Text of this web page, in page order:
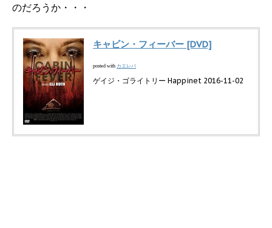
のだろうか・・・
キャビン・フィーバー [DVD]
posted with カエレバ
ゲイジ・ゴライトリー Happinet 2016-11-02